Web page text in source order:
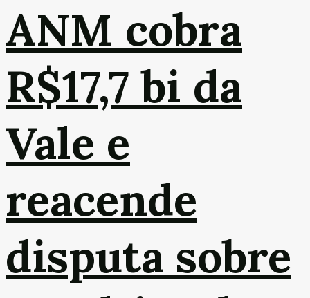
ANM cobra
R$17,7 bi da
Vale e
reacende
disputa sobre